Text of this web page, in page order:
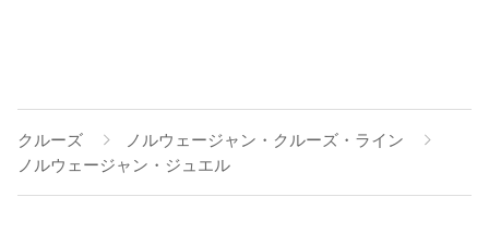
クルーズ
ノルウェージャン・クルーズ・ライン
ノルウェージャン・ジュエル